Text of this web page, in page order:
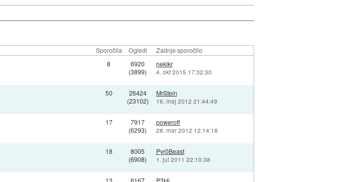
Sporočila Ogledi Zadnje sporočilo
8
6920
(3899)
nekikr
4. okt 2015 17:32:30
50
26424
(23102)
MrStein
16. maj 2012 21:44:49
17
7917
(6293)
poweroff
28. mar 2012 12:14:18
18
8005
(6908)
Pyr0Beast
1. jul 2011 22:10:38
13
6167
P3Hi